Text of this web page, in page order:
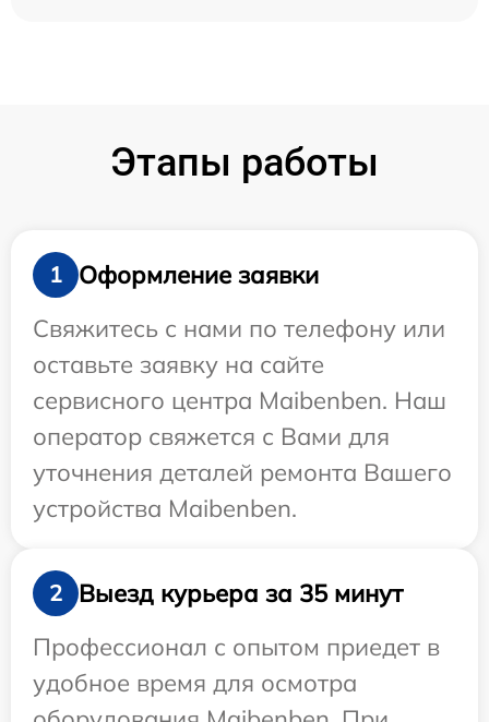
Этапы работы
1
Оформление заявки
Свяжитесь с нами по телефону или
оставьте заявку на сайте
сервисного центра Maibenben. Наш
оператор свяжется с Вами для
уточнения деталей ремонта Вашего
устройства Maibenben.
2
Выезд курьера за 35 минут
Профессионал с опытом приедет в
удобное время для осмотра